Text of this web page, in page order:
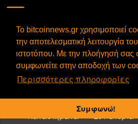
To bitcoinnews.gr χρησιμοποιεί
την αποτελεσματική λειτουργία του
ιστοτόπου. Με την πλοήγησή σας
συμφωνείτε στην αποδοχή των
Περισσότερες πληροφορίες
Συμφωνώ!
Επιχειρήσεις που δέχονται
Καταστήματα
Εστιατόρια